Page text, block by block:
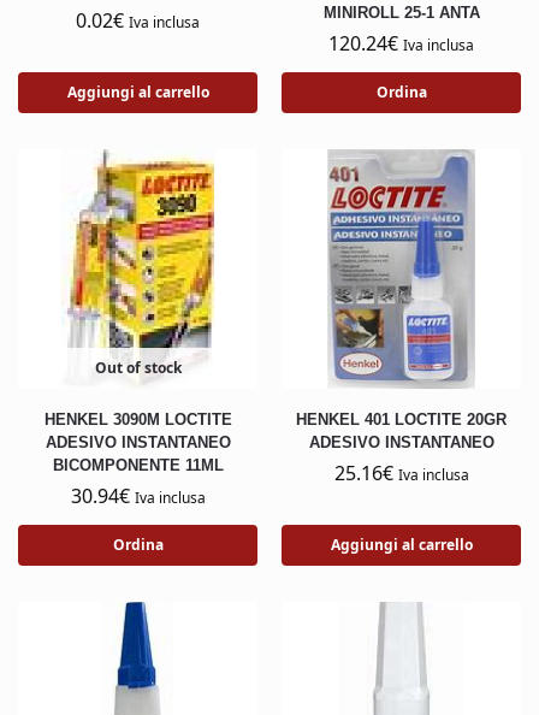
0.02€ Iva inclusa
Aggiungi al carrello
MINIROLL 25-1 ANTA
120.24€ Iva inclusa
Ordina
Out of stock
HENKEL 3090M LOCTITE
ADESIVO INSTANTANEO
BICOMPONENTE 11ML
30.94€ Iva inclusa
Ordina
HENKEL 401 LOCTITE 20GR
ADESIVO INSTANTANEO
25.16€ Iva inclusa
Aggiungi al carrello